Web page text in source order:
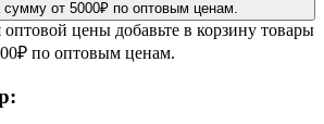
цены добавьте в корзину товары
по оптовым ценам.